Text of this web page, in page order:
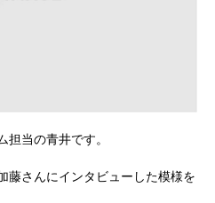
当の青井です。
藤さんにインタビューした模様を